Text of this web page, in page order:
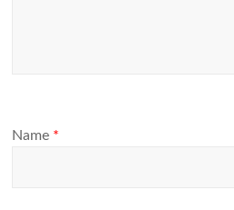
Name *